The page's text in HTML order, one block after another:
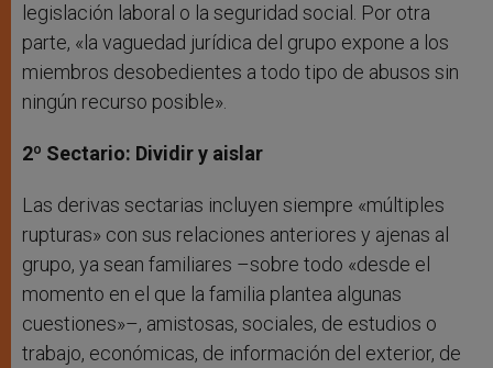
legislación laboral o la seguridad social. Por otra
parte, «la vaguedad jurídica del grupo expone a los
miembros desobedientes a todo tipo de abusos sin
ningún recurso posible».
2º Sectario: Dividir y aislar
Las derivas sectarias incluyen siempre «múltiples
rupturas» con sus relaciones anteriores y ajenas al
grupo, ya sean familiares –sobre todo «desde el
momento en el que la familia plantea algunas
cuestiones»–, amistosas, sociales, de estudios o
trabajo, económicas, de información del exterior, de